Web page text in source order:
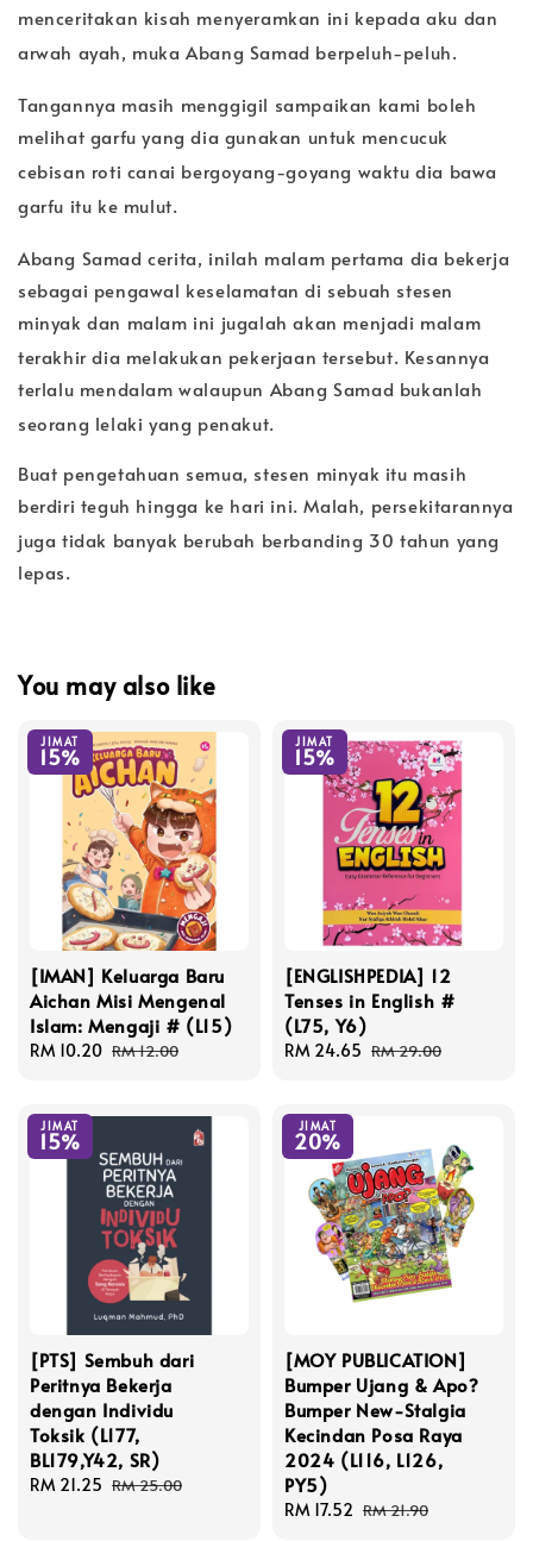
menceritakan kisah menyeramkan ini kepada aku dan
arwah ayah, muka Abang Samad berpeluh-peluh.
Tangannya masih menggigil sampaikan kami boleh
melihat garfu yang dia gunakan untuk mencucuk
cebisan roti canai bergoyang-goyang waktu dia bawa
garfu itu ke mulut.
Abang Samad cerita, inilah malam pertama dia bekerja
sebagai pengawal keselamatan di sebuah stesen
minyak dan malam ini jugalah akan menjadi malam
terakhir dia melakukan pekerjaan tersebut. Kesannya
terlalu mendalam walaupun Abang Samad bukanlah
seorang lelaki yang penakut.
Buat pengetahuan semua, stesen minyak itu masih
berdiri teguh hingga ke hari ini. Malah, persekitarannya
juga tidak banyak berubah berbanding 30 tahun yang
lepas.
You may also like
JIMAT
15%
[IMAN] Keluarga Baru
Aichan Misi Mengenal
Islam: Mengaji # (L15)
Sale
RM 10.20 Regular
RM 12.00
JIMAT
15%
[ENGLISHPEDIA] 12
Tenses in English #
(L75, Y6)
Sale
RM 24.65 Regular
RM 29.00
JIMAT
15%
[PTS] Sembuh dari
Peritnya Bekerja
dengan Individu
Toksik (L177,
BL179,Y42, SR)
Sale
RM 21.25 Regular
RM 25.00
JIMAT
20%
[MOY PUBLICATION]
Bumper Ujang & Apo?
Bumper New-Stalgia
Kecindan Posa Raya
2024 (L116, L126,
PY5)
Sale
RM 17.52 Regular
RM 21.90